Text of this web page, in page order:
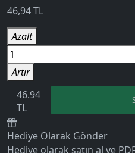
46,94TL
Azalt
Artır
46.94
TL
Hediye Olarak Gönder
Hediye olarak satın al ve